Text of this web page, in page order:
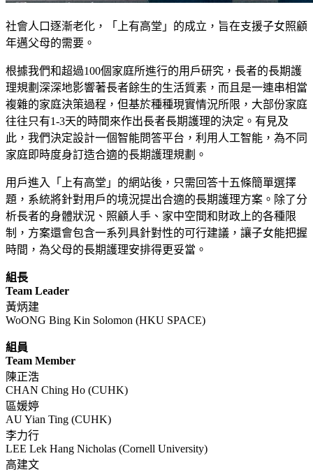
社會人口逐漸老化，「上有高堂」的成立，旨在支援子女照顧
年邁父母的需要。
根據我們和超過100個家庭所進行的用戶研究，長者的長期護
理規劃深深地影響著長者餘生的生活質素，而且是一連串相當
複雜的家庭決策過程，但基於種種現實情況所限，大部份家庭
往往只有1-3天的時間來作出長者長期護理的決定。有見及
此，我們決定設計一個智能問答平台，利用人工智能，為不同
家庭即時度身訂造合適的長期護理規劃。
用戶進入「上有高堂」的網站後，只需回答十五條簡單選擇
題，系統將針對用戶的境況提出合適的長期護理方案。除了分
析長者的身體狀況、照顧人手、家中空間和財政上的各種限
制，方案還會包含一系列具針對性的可行建議，讓子女能把握
時間，為父母的長期護理安排得更妥當。
組長
Team Leader
黃炳建
WoONG Bing Kin Solomon (HKU SPACE)
組員
Team Member
陳正浩
CHAN Ching Ho (CUHK)
區媛婷
AU Yian Ting (CUHK)
李力行
LEE Lek Hang Nicholas (Cornell University)
高建文